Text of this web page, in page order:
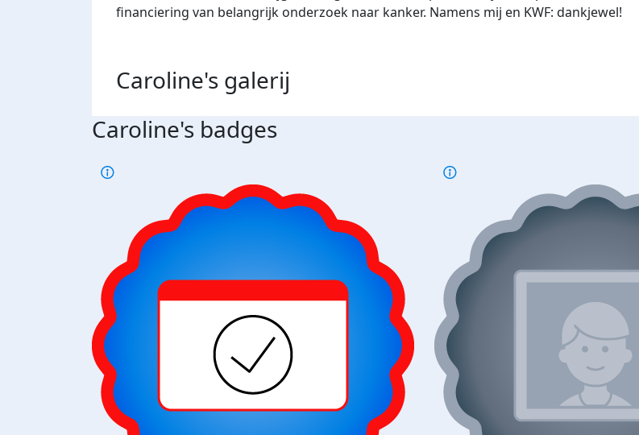
financiering van belangrijk onderzoek naar kanker. Namens mij en KWF: dankjewel!
Caroline's galerij
Caroline's badges